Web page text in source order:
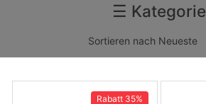
☰ Kategorie
Rabatt 35%